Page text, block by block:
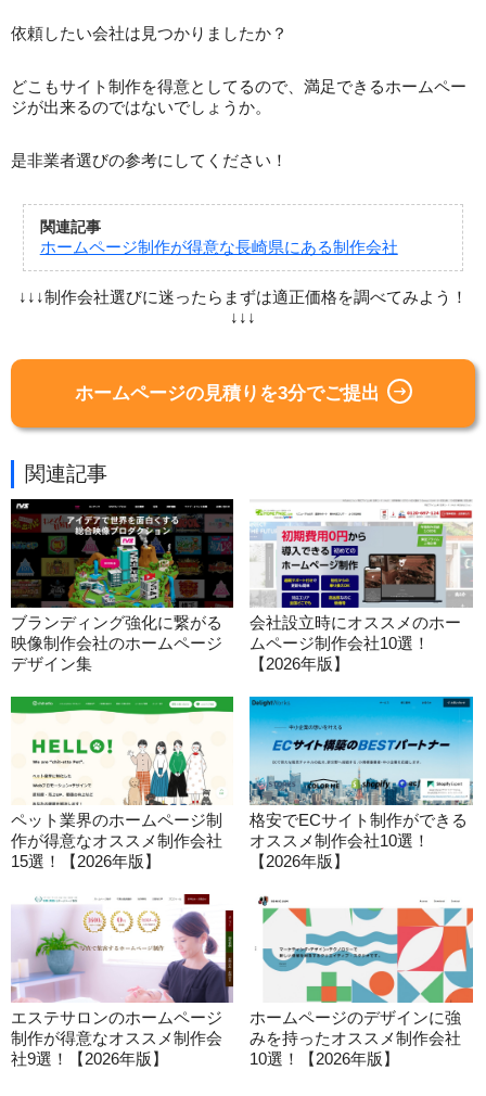
依頼したい会社は見つかりましたか？
どこもサイト制作を得意としてるので、満足できるホームペー
ジが出来るのではないでしょうか。
是非業者選びの参考にしてください！
関連記事
ホームページ制作が得意な長崎県にある制作会社
↓↓↓制作会社選びに迷ったらまずは適正価格を調べてみよう！
↓↓↓
ホームページの見積りを3分でご提出
関連記事
ブランディング強化に繋がる
映像制作会社のホームページ
デザイン集
会社設立時にオススメのホー
ムページ制作会社10選！
【2026年版】
ペット業界のホームページ制
作が得意なオススメ制作会社
15選！【2026年版】
格安でECサイト制作ができる
オススメ制作会社10選！
【2026年版】
エステサロンのホームページ
制作が得意なオススメ制作会
社9選！【2026年版】
ホームページのデザインに強
みを持ったオススメ制作会社
10選！【2026年版】